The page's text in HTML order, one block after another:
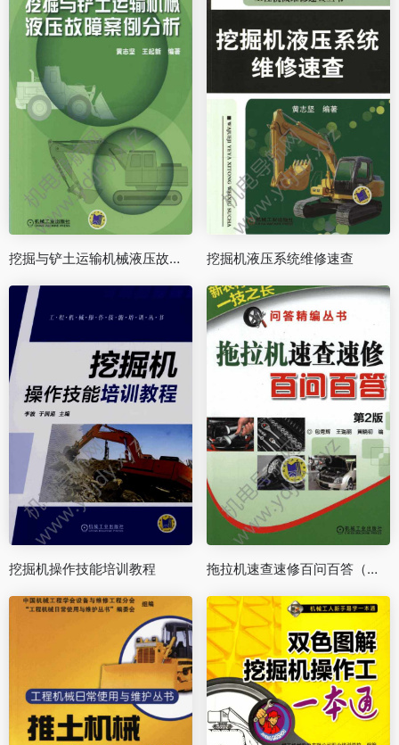
挖掘与铲土运输机械液压故障案例分析 挖掘机液压系统维修速查
挖掘机操作技能培训教程 拖拉机速查速修百问百答（第2版）